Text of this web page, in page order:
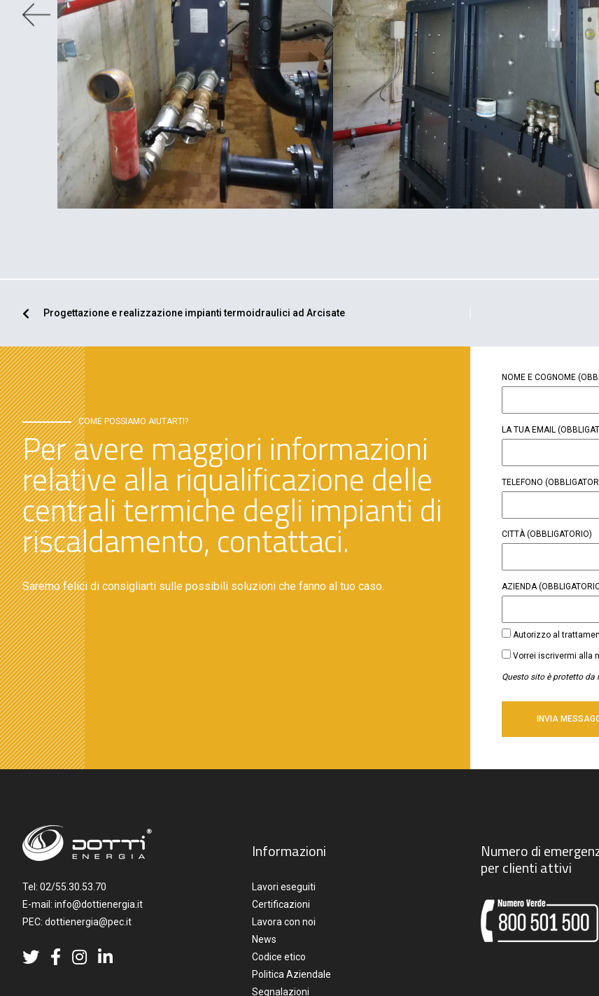
Progettazione e realizzazione impianti termoidraulici ad Arcisate
COME POSSIAMO AIUTARTI?
Per avere maggiori informazioni
relative alla riqualificazione delle
centrali termiche degli impianti di
riscaldamento, contattaci.
Saremo felici di consigliarti sulle possibili soluzioni che fanno al tuo caso.
NOME E COGNOME
LA TUA EMAIL
TELEFONO
CITTÀ (OBBLIGATORIO)
AZIENDA
CONSENSO
(OBBLIGATORIO)
Autorizzo al
NEWSLETTER
Vorrei iscrivermi alla
Questo sito è protetto da
Tel: 02/55.30.53.70
E-mail: info@dottienergia.it
PEC: dottienergia@pec.it
Informazioni
Lavori eseguiti
Certificazioni
Lavora con noi
News
Codice etico
Politica Aziendale
Segnalazioni
Numero di
per clienti attivi